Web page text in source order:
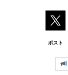
ポスト